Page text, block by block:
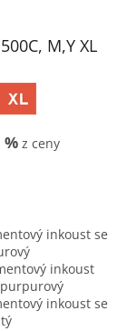
M,Y XL
z ceny
inkoust se
inkoust
inkoust se